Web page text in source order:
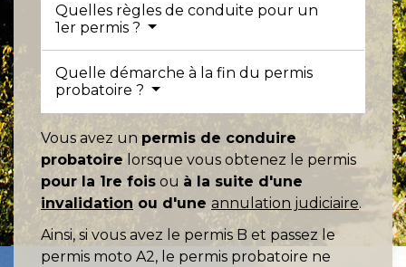
Quelles règles de conduite pour un
1er permis ?
Quelle démarche à la fin du permis
probatoire ?
Vous avez un permis de conduire
probatoire lorsque vous obtenez le permis
pour la 1re fois ou à la suite d'une
invalidationou d'une annulation judiciaire.
Ainsi, si vous avez le permis B et passez le
permis moto A2, le permis probatoire ne